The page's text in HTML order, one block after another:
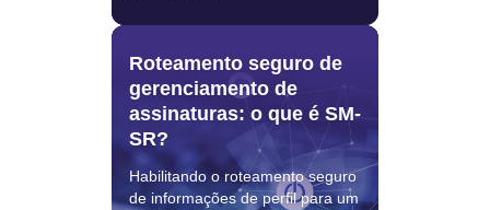
Roteamento seguro de
gerenciamento de
assinaturas: o que é SM-
SR?
Habilitando o roteamento seguro
de informações de perfil para um